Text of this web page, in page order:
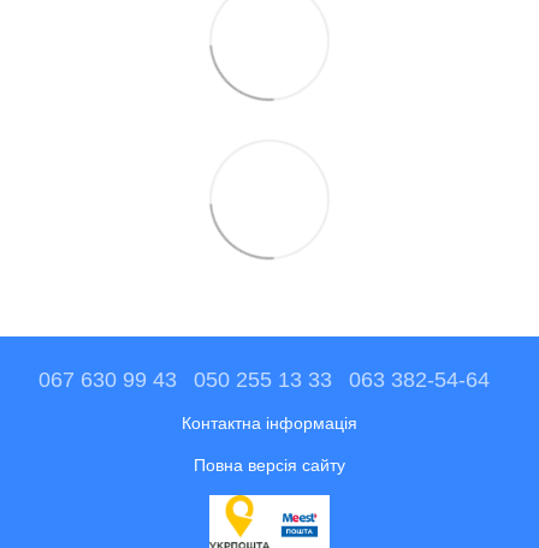
067 630 99 43 050 255 13 33 063 382-54-64
Контактна інформація
Повна версія сайту